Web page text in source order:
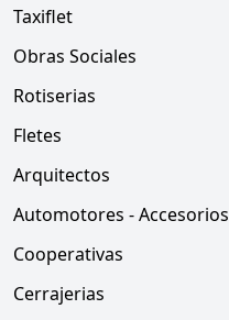
Taxiflet
Obras Sociales
Rotiserias
Fletes
Arquitectos
Automotores - Accesorios
Cooperativas
Cerrajerias